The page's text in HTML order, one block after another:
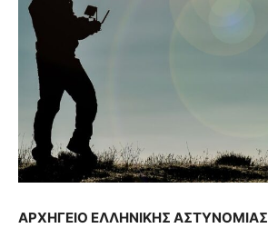
ΑΡΧΗΓΕΙΟ ΕΛΛΗΝΙΚΗΣ ΑΣΤΥΝΟΜΙΑΣ